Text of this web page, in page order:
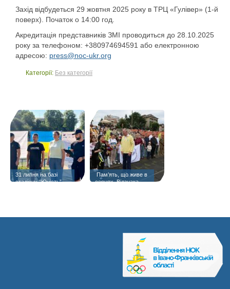
Захід відбудеться 29 жовтня 2025 року в ТРЦ «Гулівер» (1-й
поверх). Початок о 14:00 год.
Акредитація представників ЗМІ проводиться до 28.10.2025
року за телефоном: +380974694591 або електронною
адресою: press@noc-ukr.org
Категорії: Без категорії
31 липня на базі
стадіону “Юність”
️ Пам’ять, що живе в
серцях. Відзнака